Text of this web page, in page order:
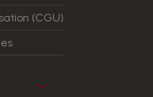
(CGU)